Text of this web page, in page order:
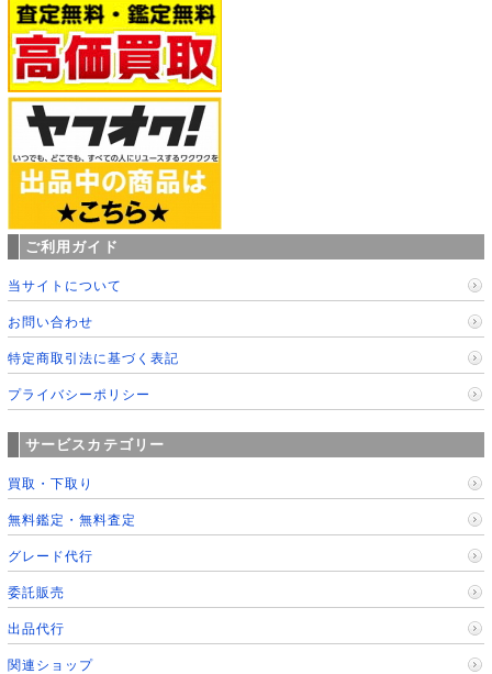
ご利用ガイド
当サイトについて
お問い合わせ
特定商取引法に基づく表記
プライバシーポリシー
サービスカテゴリー
買取・下取り
無料鑑定・無料査定
グレード代行
委託販売
出品代行
関連ショップ